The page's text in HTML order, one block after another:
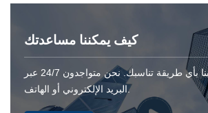
كيف يمكننا مساعدتك
يمكنك الاتصال بنا بأي طريقة تناسبك. نحن متواجدون 24/7 عبر
البريد الإلكتروني أو الهاتف.